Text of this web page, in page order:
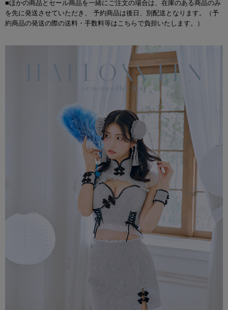
■ほかの商品とセール商品を一緒にご注文の場合は、在庫のある商品のみ
を先に発送させていただき、 予約商品は後日、別配送となります。（予
約商品の発送の際の送料・手数料等はこちらで負担いたします。）